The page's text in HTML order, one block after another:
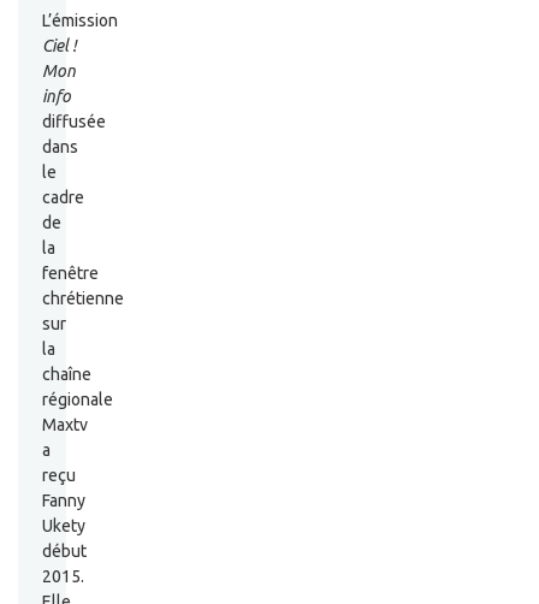
L’émission
Ciel !
Mon
info
diffusée
dans
le
cadre
de
la
fenêtre
chrétienne
sur
la
chaîne
régionale
Maxtv
a
reçu
Fanny
Ukety
début
2015.